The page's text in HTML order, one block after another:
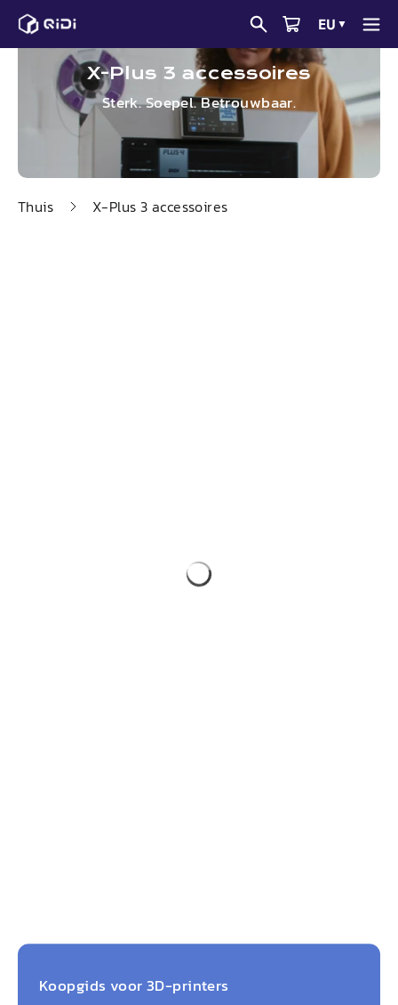
naar
EU ▼
X-Plus 3 accessoires
Sterk. Soepel. Betrouwbaar.
Thuis X-Plus 3 accessoires
Koopgids voor 3D-printers